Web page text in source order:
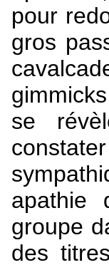
pour
gros
se
apathie
groupe
des